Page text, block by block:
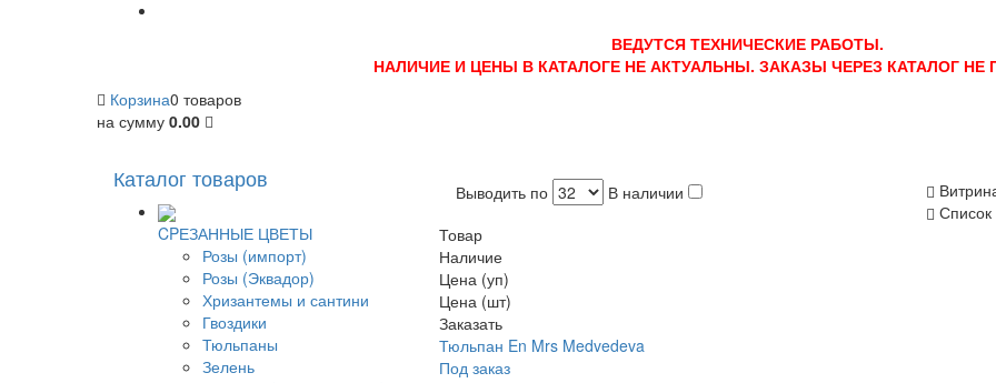
ВЕДУТСЯ ТЕХНИЧЕСКИЕ РАБОТЫ.
НАЛИЧИЕ И ЦЕНЫ В КАТАЛОГЕ НЕ АКТУАЛЬНЫ. ЗАКАЗЫ ЧЕРЕЗ КАТАЛОГ
Корзина0 товаров
на сумму 0.00
Каталог товаров
CPЕЗАННЫЕ ЦВЕТЫ
Розы (импорт)
Розы (Эквадор)
Хризантемы и сантини
Гвоздики
Тюльпаны
Зелень
Выводить по В наличии
Список
Товар
Наличие
Цена (уп)
Цена (шт)
Заказать
Тюльпан En Mrs Medvedeva
Под заказ